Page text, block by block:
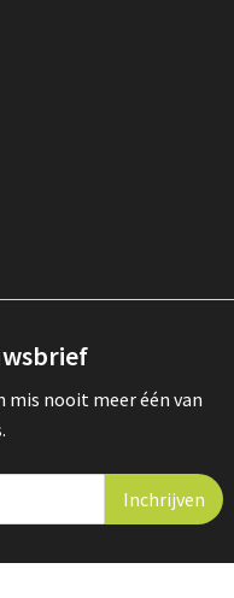
mis nooit meer één van